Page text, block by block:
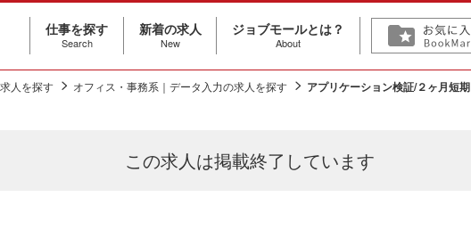
仕事を探す
Search
新着の求人
New
ジョブモールとは？
About
人を探す オフィス・事務系｜データ入力の求人を探す アプリケーション検証/２ヶ月短期
この求人は掲載終了しています